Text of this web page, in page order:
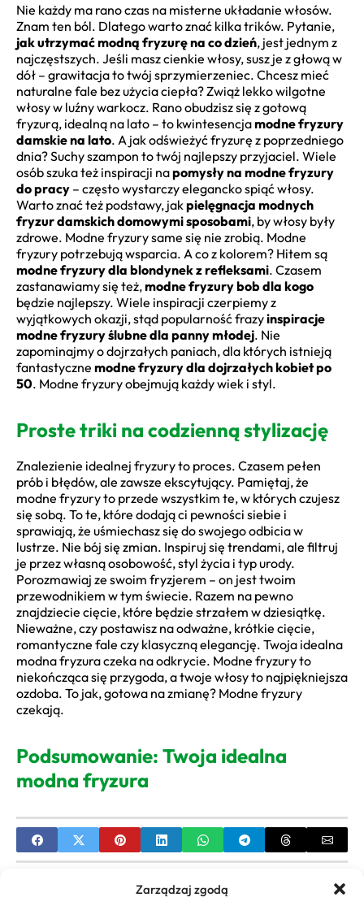
Zarządzaj zgodą
Nie każdy ma rano czas na misterne układanie włosów.
Znam ten ból. Dlatego warto znać kilka trików. Pytanie,
jak utrzymać modną fryzurę na co dzień, jest jednym z
najczęstszych. Jeśli masz cienkie włosy, susz je z głową w
dół – grawitacja to twój sprzymierzeniec. Chcesz mieć
naturalne fale bez użycia ciepła? Zwiąż lekko wilgotne
włosy w luźny warkocz. Rano obudzisz się z gotową
fryzurą, idealną na lato – to kwintesencjamodne fryzury
damskie na lato. A jak odświeżyć fryzurę z poprzedniego
dnia? Suchy szampon to twój najlepszy przyjaciel. Wiele
osób szuka też inspiracji napomysły na modne fryzury
do pracy – często wystarczy elegancko spiąć włosy.
Warto znać też podstawy, jakpielęgnacja modnych
fryzur damskich domowymi sposobami, by włosy były
zdrowe. Modne fryzury same się nie zrobią. Modne
fryzury potrzebują wsparcia. A co z kolorem? Hitem są
modne fryzury dla blondynek z refleksami. Czasem
zastanawiamy się też,modne fryzury bob dla kogo
będzie najlepszy. Wiele inspiracji czerpiemy z
wyjątkowych okazji, stąd popularność frazyinspiracje
modne fryzury ślubne dla panny młodej. Nie
zapominajmy o dojrzałych paniach, dla których istnieją
fantastyczne modne fryzury dla dojrzałych kobiet po
50. Modne fryzury obejmują każdy wiek i styl.
Proste triki na codzienną stylizację
Znalezienie idealnej fryzury to proces. Czasem pełen
prób i błędów, ale zawsze ekscytujący. Pamiętaj, że
modne fryzury to przede wszystkim te, w których czujesz
się sobą. To te, które dodają ci pewności siebie i
sprawiają, że uśmiechasz się do swojego odbicia w
lustrze. Nie bój się zmian. Inspiruj się trendami, ale filtruj
je przez własną osobowość, styl życia i typ urody.
Porozmawiaj ze swoim fryzjerem – on jest twoim
przewodnikiem w tym świecie. Razem na pewno
znajdziecie cięcie, które będzie strzałem w dziesiątkę.
Nieważne, czy postawisz na odważne, krótkie cięcie,
romantyczne fale czy klasyczną elegancję. Twoja idealna
modna fryzura czeka na odkrycie. Modne fryzury to
niekończąca się przygoda, a twoje włosy to najpiękniejsza
ozdoba. To jak, gotowa na zmianę? Modne fryzury
czekają.
Podsumowanie: Twoja idealna
modna fryzura